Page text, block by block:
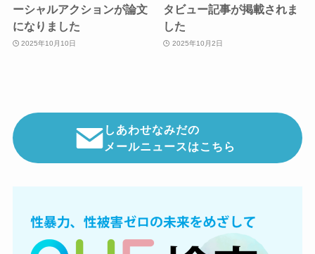
ーシャルアクションが論文
になりました
2025年10月10日
タビュー記事が掲載されま
した
2025年10月2日
しあわせなみだの
メールニュースはこちら